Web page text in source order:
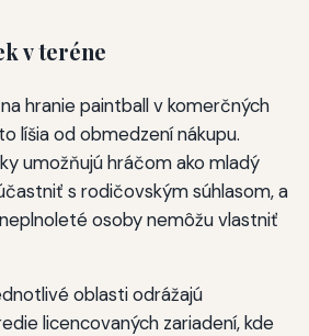
v teréne
hranie paintball v komerčných
líšia od obmedzení nákupu.
umožňujú hráčom ako mladý
s rodičovským súhlasom, a
osoby nemôžu vlastniť
oblasti odrážajú
licencovaných zariadení, kde